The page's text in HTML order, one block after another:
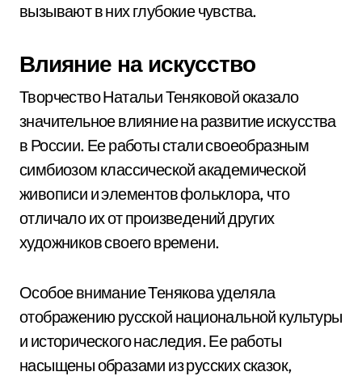
вызывают в них глубокие чувства.
Влияние на искусство
Творчество Натальи Теняковой оказало
значительное влияние на развитие искусства
в России. Ее работы стали своеобразным
симбиозом классической академической
живописи и элементов фольклора, что
отличало их от произведений других
художников своего времени.
Особое внимание Тенякова уделяла
отображению русской национальной культуры
и исторического наследия. Ее работы
насыщены образами из русских сказок,